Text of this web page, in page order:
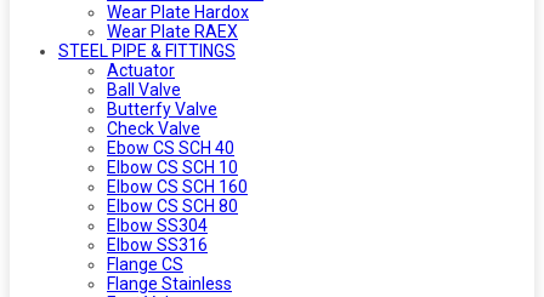
Wear Plate Hardox
Wear Plate RAEX
STEEL PIPE & FITTINGS
Actuator
Ball Valve
Butterfy Valve
Check Valve
Ebow CS SCH 40
Elbow CS SCH 10
Elbow CS SCH 160
Elbow CS SCH 80
Elbow SS304
Elbow SS316
Flange CS
Flange Stainless